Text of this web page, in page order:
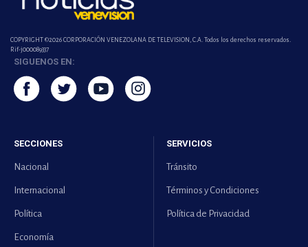
COPYRIGHT ©2026 CORPORACIÓN VENEZOLANA DE TELEVISION, C.A. Todos los derechos reservados.
Rif-j000089337
SIGUENOS EN:
SECCIONES
Nacional
Internacional
Política
Economía
SERVICIOS
Tránsito
Términos y Condiciones
Política de Privacidad